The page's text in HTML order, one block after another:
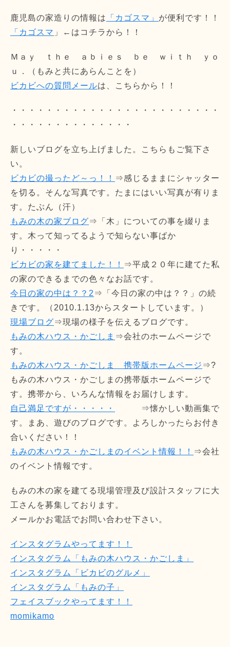
鹿児島の家造りの情報は 「カゴスマ」 が便利です！！
「カゴスマ 」←はコチラから！！
Ｍａｙ ｔｈｅ ａｂｉｅｓ ｂｅ ｗｉｔｈ ｙｏ
ｕ．（もみと共にあらんことを）
ビカビへの質問メールは、こちらから！！
・・・・・・・・・・・・・・・・・・・・・・・・
・・・・・・・・・・・・・・
新しいブログを立ち上げました。こちらもご覧下さ
い。
ビカビの撮ったど～っ！！ ⇒感じるままにシャッター
を切る。そんな写真です。たまにはいい写真が有りま
す。たぶん（汗）
もみの木の家ブログ⇒「木」についての事を綴りま
す。木って知ってるようで知らない事ばか
り・・・・・
ビカビの家を建てました！！ ⇒平成２０年に建てた私
の家のできるまでの色々なお話です。
今日の家の中は？？2 ⇒「今日の家の中は？？」の続
きです。（2010.1.13からスタートしています。）
現場ブログ⇒現場の様子を伝えるブログです。
もみの木ハウス・かごしま ⇒会社のホームページで
す。
もみの木ハウス・かごしま 携帯版ホームページ ⇒?
もみの木ハウス・かごしまの携帯版ホームページで
す。携帯から、いろんな情報をお届けします。
自己満足ですが・・・・・
⇒懐かしい動画集で
す。まあ、遊びのブログです。よろしかったらお付き
合いください！！
もみの木ハウス・かごしまのイベント情報！！ ⇒会社
のイベント情報です。
もみの木の家を建てる現場管理及び設計スタッフに大
工さんを募集しております。
メールかお電話でお問い合わせ下さい。
インスタグラムやってます！！
インスタグラム「もみの木ハウス・かごしま」
インスタグラム「ビカビのグルメ」
インスタグラム「もみの子」
フェイスブックやってます！！
momikamo